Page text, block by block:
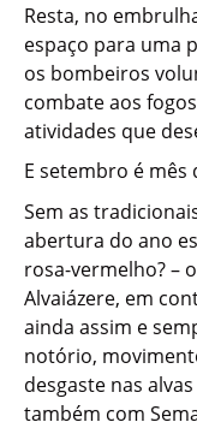
Resta, no
espaço para uma
os bombeiros
combate aos
atividades que
E setembro é mês
Sem as
abertura do ano
rosa-vermelho? –
Alvaiázere, em
ainda assim e
notório,
desgaste nas
também com